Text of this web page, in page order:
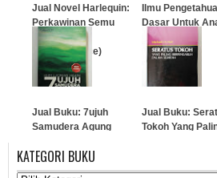
Jual Novel Harlequin:
Perkawinan Semu
(Marriage of
Inconvenience)
Ilmu
Dasar Untuk
Cerdas
Jual Buku: 7ujuh
Samudera Agung
…
Jual Buku:
Tokoh Yang
KATEGORI BUKU